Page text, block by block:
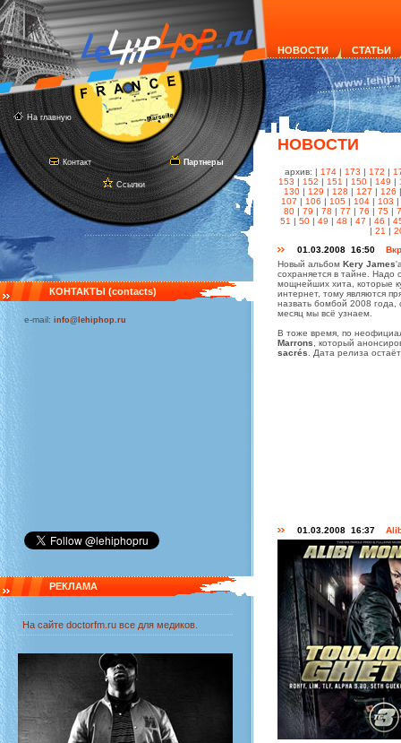
На главную
Контакт
Ссылки
Партнеры
НОВОСТИ СТАТЬИ
НОВОСТИ
КОНТАКТЫ (contacts)
e-mail: info@lehiphop.ru
РЕКЛАМА
На сайте doctorfm.ru все для медиков.
архив: | 174 | 173 | 172 |
153 | 152 | 151 | 150 | 149 |
130| 129 | 128 | 127 | 126
107 | 106 | 105 | 104 | 103 |
80 | 79 | 78 | 77 | 76 | 75 |
51 | 50| 49 | 48 | 47 | 46 |
| 21 |
01.03.2008 16:50
Новый альбом Kery James
сохраняется в тайне. Надо
мощнейших хита, которые
интернет, тому являются
назвать бомбой 2008
месяц мы всё узнаем.
В тоже время, по
Marrons , который
sacrés . Дата релиза
01.03.2008 16:37